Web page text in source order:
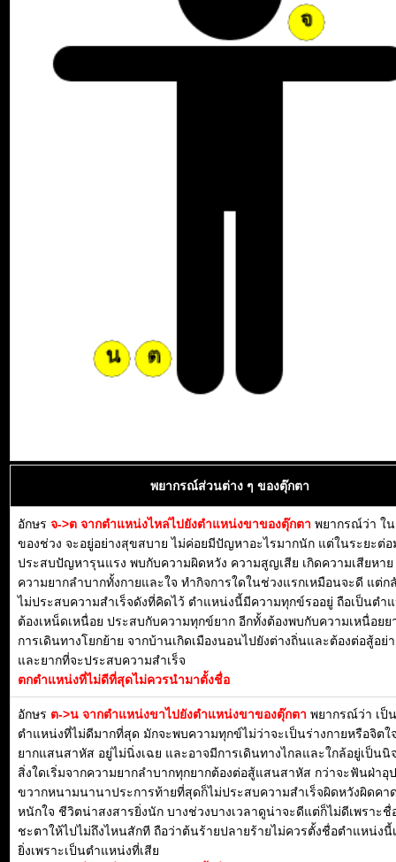
พยากรณ์ส่วนต่าง ๆ ของตุ๊กตา
อักษร จ->ต จากตำแหน่งไหล่ไปยังตำแหน่งขาของตุ๊กตา พยากรณ์ว่า ใ
ของช่วง จะอยู่อย่างสุขสบาย ไม่ค่อยมีปัญหาอะไรมากนัก แต่ในระยะต่อ
ประสบปัญหารุนแรง พบกับความผิดหวัง ความสูญเสีย เกิดความเสียหา
ความยากลำบากทั้งกายและใจ ทำกิจการใดในช่วงแรกเหมือนจะดี แต่ก
ไม่ประสบความสำเร็จดังที่คิดไว้ ตำแหน่งนี้มีความทุกข์รออยู่ ถือเป็นตำ
ต้องเหน็ดเหนื่อย ประสบกับความทุกข์ยาก อีกทั้งต้องพบกับความเหนื่อยย
การเดินทางโยกย้าย จากบ้านเกิดเมืองนอนไปยังต่างถิ่นและต้องต่อสู้อย่
และยากที่จะประสบความสำเร็จ
ตกตำแหน่งที่ไม่ดีที่สุดไม่ควรนำมาตั้งชื่อ
อักษร ต->น จากตำแหน่งขาไปยังตำแหน่งขาของตุ๊กตา พยากรณ์ว่า เป็น
ตำแหน่งที่ไม่ดีมากที่สุด มักจะพบความทุกข์ไม่ว่าจะเป็นร่างกายหรือจิตใ
ยากแสนสาหัส อยู่ไม่นิ่งเฉย และอาจมีการเดินทางไกลและใกล้อยู่เป็นนิ
สิ่งใดเริ่มจากความยากลำบากทุกยากต้องต่อสู้แสนสาหัส กว่าจะฟันฝ่าอุ
ขวากหนามนานาประการท้ายที่สุดก็ไม่ประสบความสำเร็จผิดหวังผิดคา
หนักใจ ชีวิตน่าสงสารยิ่งนัก บางช่วงบางเวลาดูน่าจะดีแต่ก็ไม่ดีเพราะชื่
ชะตาให้ไปไม่ถึงไหนสักที ถือว่าต้นร้ายปลายร้ายไม่ควรตั้งชื่อตำแหน่งนี้
ยิ่งเพราะเป็นตำแหน่งที่เสีย